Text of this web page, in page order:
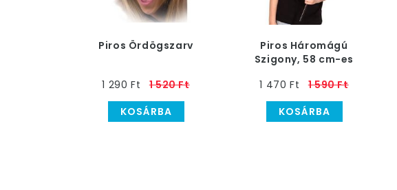
Piros Ördögszarv
1 290 Ft
1 520 Ft
KOSÁRBA
Piros Háromágú
Szigony, 58 cm-es
1 470 Ft
1 590 Ft
KOSÁRBA